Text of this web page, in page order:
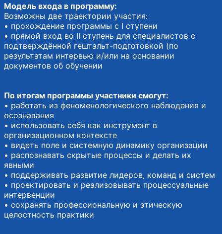
Модель входа в программу:
Возможны две траектории участия:
• прохождение программы с I ступени
• прямой вход во II ступень для специалистов с
подтверждённой гештальт-подготовкой (по
результатам интервью и/или на основании
документов об обучении
По итогам программы участники смогут:
• работать из феноменологического наблюдения и
осознавания
• использовать себя как инструмент в
организационном контексте
• видеть поле и системную динамику организации
• распознавать скрытые процессы и делать их
явными
• поддерживать развитие лидеров, команд и систем
• проектировать и реализовывать процессуальные
интервенции
• сохранять профессиональную и этическую
целостность практики